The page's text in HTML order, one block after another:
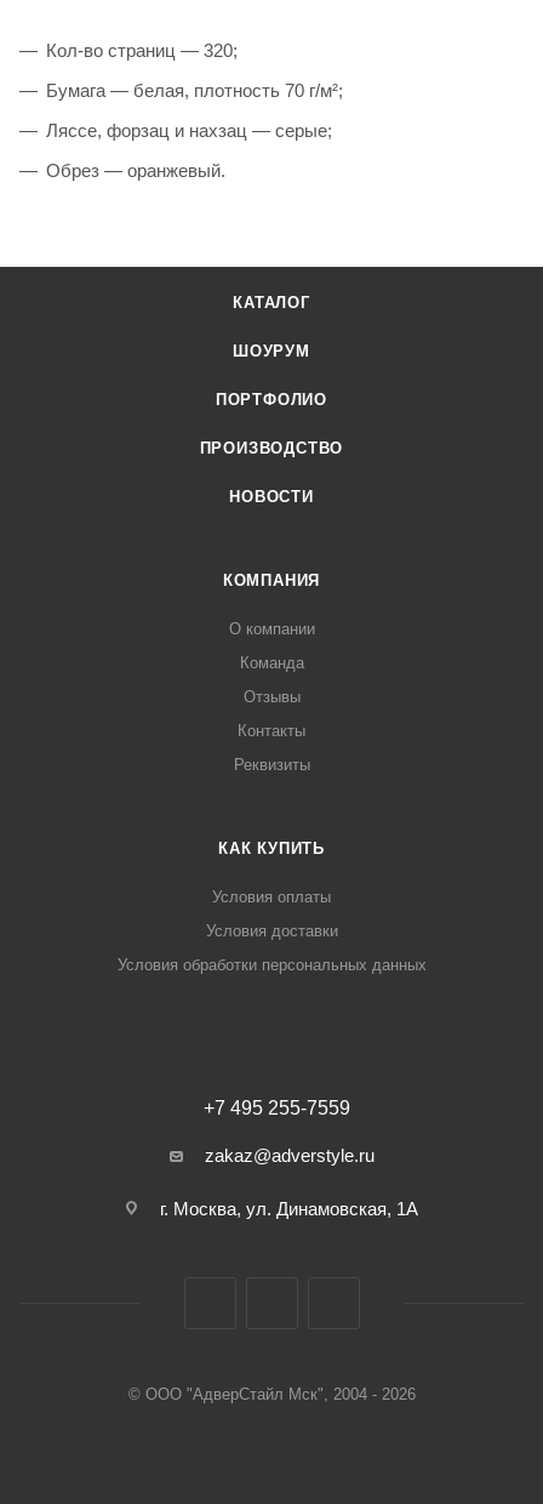
Кол-во страниц — 320;
Бумага — белая, плотность 70 г/м²;
Ляссе, форзац и нахзац — серые;
Обрез — оранжевый.
КАТАЛОГ
ШОУРУМ
ПОРТФОЛИО
ПРОИЗВОДСТВО
НОВОСТИ
КОМПАНИЯ
О компании
Команда
Отзывы
Контакты
Реквизиты
КАК КУПИТЬ
Условия оплаты
Условия доставки
Условия обработки персональных данных
+7 495 255-7559
zakaz@adverstyle.ru
г. Москва, ул. Динамовская, 1А
© ООО "АдверСтайл Мск", 2004 - 2026